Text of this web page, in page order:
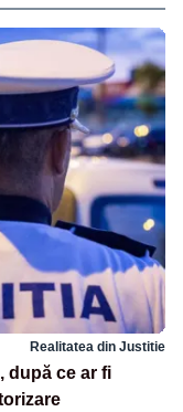
Realitatea din Justitie
după ce ar fi